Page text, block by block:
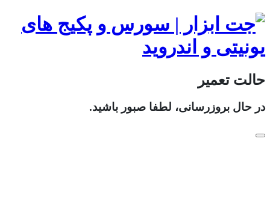
حالت تعمیر
در حال بروزرسانی، لطفا صبور باشید.